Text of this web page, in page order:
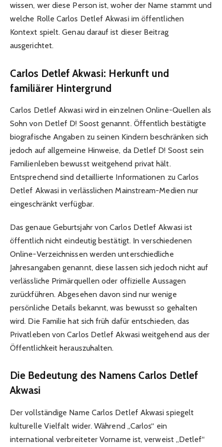
wissen, wer diese Person ist, woher der Name stammt und
welche Rolle Carlos Detlef Akwasi im öffentlichen
Kontext spielt. Genau darauf ist dieser Beitrag
ausgerichtet.
Carlos Detlef Akwasi: Herkunft und
familiärer Hintergrund
Carlos Detlef Akwasi wird in einzelnen Online-Quellen als
Sohn von Detlef D! Soost genannt. Öffentlich bestätigte
biografische Angaben zu seinen Kindern beschränken sich
jedoch auf allgemeine Hinweise, da Detlef D! Soost sein
Familienleben bewusst weitgehend privat hält.
Entsprechend sind detaillierte Informationen zu Carlos
Detlef Akwasi in verlässlichen Mainstream-Medien nur
eingeschränkt verfügbar.
Das genaue Geburtsjahr von Carlos Detlef Akwasi ist
öffentlich nicht eindeutig bestätigt. In verschiedenen
Online-Verzeichnissen werden unterschiedliche
Jahresangaben genannt, diese lassen sich jedoch nicht auf
verlässliche Primärquellen oder offizielle Aussagen
zurückführen. Abgesehen davon sind nur wenige
persönliche Details bekannt, was bewusst so gehalten
wird. Die Familie hat sich früh dafür entschieden, das
Privatleben von Carlos Detlef Akwasi weitgehend aus der
Öffentlichkeit herauszuhalten.
Die Bedeutung des Namens Carlos Detlef
Akwasi
Der vollständige Name Carlos Detlef Akwasi spiegelt
kulturelle Vielfalt wider. Während „Carlos“ ein
international verbreiteter Vorname ist, verweist „Detlef“